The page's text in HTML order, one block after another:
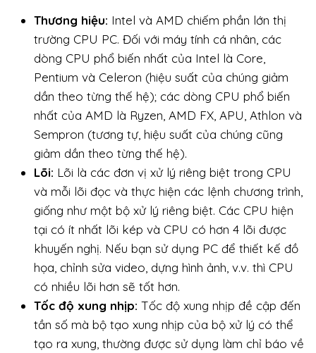
Thương hiệu: Intel và AMD chiếm phần lớn thị
trường CPU PC. Đối với máy tính cá nhân, các
dòng CPU phổ biến nhất của Intel là Core,
Pentium và Celeron (hiệu suất của chúng giảm
dần theo từng thế hệ); các dòng CPU phổ biến
nhất của AMD là Ryzen, AMD FX, APU, Athlon và
Sempron (tương tự, hiệu suất của chúng cũng
giảm dần theo từng thế hệ).
Lõi: Lõi là các đơn vị xử lý riêng biệt trong CPU
và mỗi lõi đọc và thực hiện các lệnh chương trình,
giống như một bộ xử lý riêng biệt. Các CPU hiện
tại có ít nhất lõi kép và CPU có hơn 4 lõi được
khuyến nghị. Nếu bạn sử dụng PC để thiết kế đồ
họa, chỉnh sửa video, dựng hình ảnh, v.v. thì CPU
có nhiều lõi hơn sẽ tốt hơn.
Tốc độ xung nhịp: Tốc độ xung nhịp đề cập đến
tần số mà bộ tạo xung nhịp của bộ xử lý có thể
tạo ra xung, thường được sử dụng làm chỉ báo về